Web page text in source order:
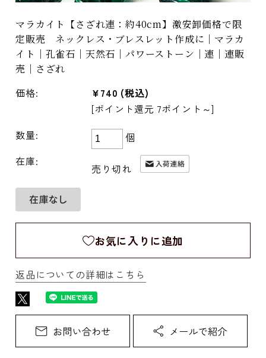
マラカイト【さざれ連：約40cm】激安卸価格で限
定販売 ネックレス・ブレスレット作成に｜マラカ
イト｜孔雀石｜天然石｜パワーストーン｜連｜連販
売｜さざれ
価格: ¥740 (税込)
[ポイント還元 7ポイント～]
数量:
個
在庫:
売り切れ
お気に入りに追加
返品についての詳細はこちら